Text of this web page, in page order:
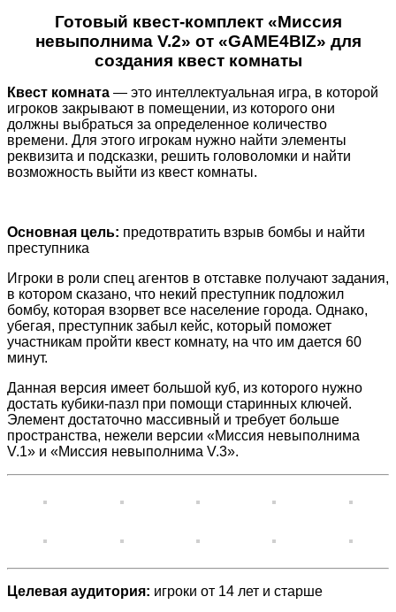
Готовый квест-комплект «Миссия
невыполнима V.2» от «GAME4BIZ» для
создания квест комнаты
Квест комната — это интеллектуальная игра, в которой
игроков закрывают в помещении, из которого они
должны выбраться за определенное количество
времени. Для этого игрокам нужно найти элементы
реквизита и подсказки, решить головоломки и найти
возможность выйти из квест комнаты.
Основная цель: предотвратить взрыв бомбы и найти
преступника
Игроки в роли спец агентов в отставке получают задания,
в котором сказано, что некий преступник подложил
бомбу, которая взорвет все население города. Однако,
убегая, преступник забыл кейс, который поможет
участникам пройти квест комнату, на что им дается 60
минут.
Данная версия имеет большой куб, из которого нужно
достать кубики-пазл при помощи старинных ключей.
Элемент достаточно массивный и требует больше
пространства, нежели версии «Миссия невыполнима
V.1» и «Миссия невыполнима V.3».
Целевая аудитория: игроки от 14 лет и старше